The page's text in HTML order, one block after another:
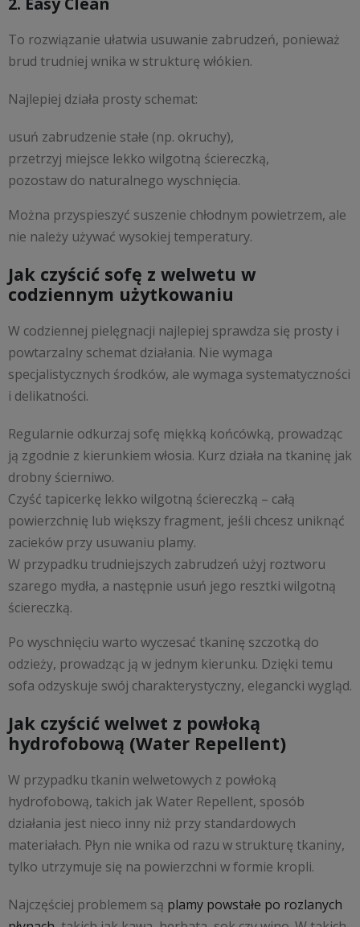
To rozwiązanie ułatwia usuwanie zabrudzeń, ponieważ
brud trudniej wnika w strukturę włókien.
Najlepiej działa prosty schemat:
usuń zabrudzenie stałe (np. okruchy),
przetrzyj miejsce lekko wilgotną ściereczką,
pozostaw do naturalnego wyschnięcia.
Można przyspieszyć suszenie chłodnym powietrzem, ale
nie należy używać wysokiej temperatury.
Jak czyścić sofę z welwetu w
codziennym użytkowaniu
W codziennej pielęgnacji najlepiej sprawdza się prosty i
powtarzalny schemat działania. Nie wymaga
specjalistycznych środków, ale wymaga systematyczności
i delikatności.
Regularnie odkurzaj sofę miękką końcówką, prowadząc
ją zgodnie z kierunkiem włosia. Kurz działa na tkaninę jak
drobny ścierniwo.
Czyść tapicerkę lekko wilgotną ściereczką – całą
powierzchnię lub większy fragment, jeśli chcesz uniknąć
zacieków przy usuwaniu plamy.
W przypadku trudniejszych zabrudzeń użyj roztworu
szarego mydła, a następnie usuń jego resztki wilgotną
ściereczką.
Po wyschnięciu warto wyczesać tkaninę szczotką do
odzieży, prowadząc ją w jednym kierunku. Dzięki temu
sofa odzyskuje swój charakterystyczny, elegancki wygląd.
Jak czyścić welwet z powłoką
hydrofobową (Water Repellent)
W przypadku tkanin welwetowych z powłoką
hydrofobową, takich jak Water Repellent, sposób
działania jest nieco inny niż przy standardowych
materiałach. Płyn nie wnika od razu w strukturę tkaniny,
tylko utrzymuje się na powierzchni w formie kropli.
Najczęściej problemem są plamy powstałe po rozlanych